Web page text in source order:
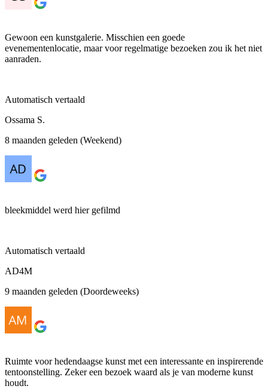
Gewoon een kunstgalerie. Misschien een goede
evenementenlocatie, maar voor regelmatige bezoeken zou ik het niet
aanraden.
Automatisch vertaald
Ossama S.
8 maanden geleden (Weekend)
bleekmiddel werd hier gefilmd
Automatisch vertaald
AD4M
9 maanden geleden (Doordeweeks)
Ruimte voor hedendaagse kunst met een interessante en inspirerende
tentoonstelling. Zeker een bezoek waard als je van moderne kunst
houdt.